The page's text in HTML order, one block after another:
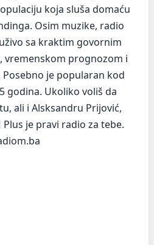
koja sluša domaću
Osim muzike, radio
sa kraktim govornim
vremenskom prognozom i
je popularan kod
godina. Ukoliko voliš da
ali i Alsksandru Prijović,
je pravi radio za tebe.